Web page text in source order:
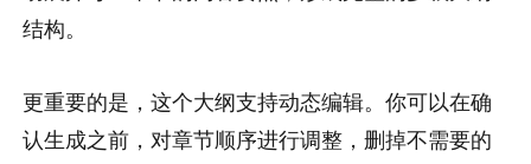
结构。
更重要的是，这个大纲支持动态编辑。你可以在确
认生成之前，对章节顺序进行调整，删掉不需要的